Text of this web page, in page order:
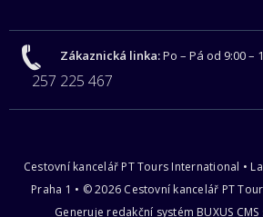
Zákaznická linka:Po – Pá od 9:00 –
257 225 467
Cestovní kancelář PT Tours International •
Praha 1 • © 2026 Cestovní kancelář PT
Generuje redakční systém BUXUS CMS